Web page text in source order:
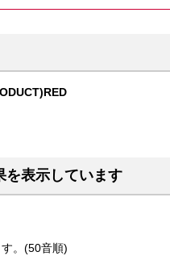
を表示しています
。(50音順)